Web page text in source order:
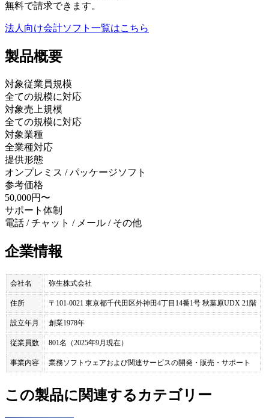
無料で請求できます。
法人向け会計ソフト 一覧はこちら
製品概要
対象従業員規模
全ての規模に対応
対象売上規模
全ての規模に対応
対象業種
全業種対応
提供形態
オンプレミス / パッケージソフト
参考価格
50,000円〜
サポート体制
電話 / チャット / メール / その他
企業情報
会社名 弥生株式会社
住所 〒101-0021 東京都千代田区外神田4丁目14番1号 秋葉原UDX 21階
設立年月 創業1978年
従業員数 801名（2025年9月現在）
事業内容 業務ソフトウェアおよび関連サービスの開発・販売・サポート
この製品に関連するカテゴリー